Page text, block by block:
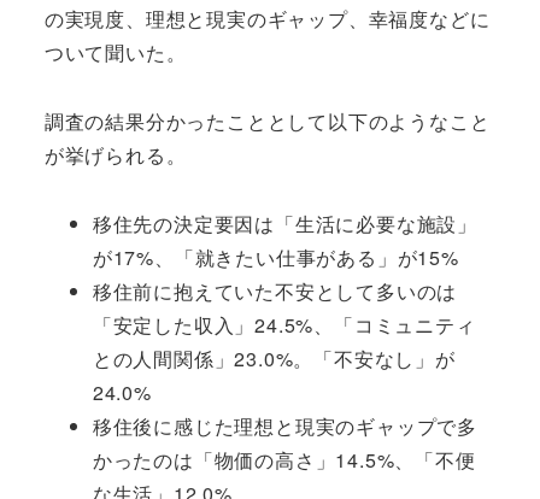
の実現度、理想と現実のギャップ、幸福度などに
ついて聞いた。
調査の結果分かったこととして以下のようなこと
が挙げられる。
移住先の決定要因は「生活に必要な施設」
が17%、「就きたい仕事がある」が15%
移住前に抱えていた不安として多いのは
「安定した収入」24.5%、「コミュニティ
との人間関係」23.0%。「不安なし」が
24.0%
移住後に感じた理想と現実のギャップで多
かったのは「物価の高さ」14.5%、「不便
な生活」12.0%